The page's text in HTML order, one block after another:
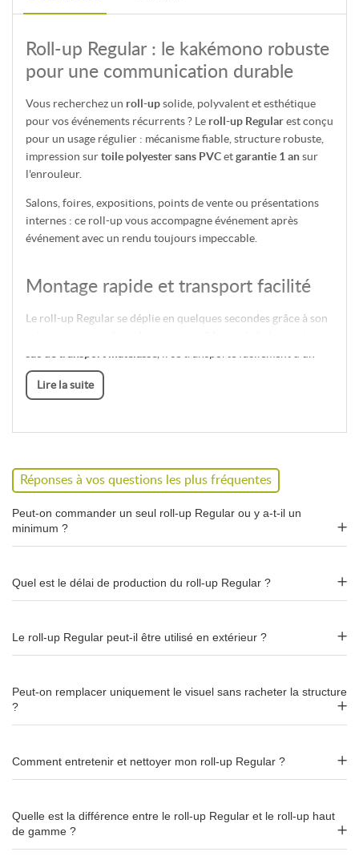
Roll-up Regular : le kakémono robuste
pour une communication durable
Vous recherchez un roll-upsolide, polyvalent et esthétique
pour vos événements récurrents ? Le roll-up Regularest conçu
pour un usage régulier : mécanisme fiable, structure robuste,
impression surtoile polyester sans PVCetgarantie 1 ansur
l'enrouleur.
Salons, foires, expositions, points de vente ou présentations
internes : ce roll-up vous accompagne événement après
événement avec un rendu toujours impeccable.
Montage rapide et transport facilité
Le roll-up Regular se déplie en quelques secondes grâce à son
événement à l'autre.
Astuce terrain : le sac matelassé protège efficacement la structure
préserver le mécanisme et la toile.
4 largeurs disponibles : du compact au
très grand format
Le roll-up Regular se décline en 4 largeurs pour s'adapter à
85 cm: format compact, idéal en complément d'un
majorité des usages.
renforcé.
pour les espaces ouverts.
La hauteur de visuel est de200 cmpour tous les formats.
Impression sur toile polyester sans
PVC – anti-feu M1
Lire la suite
Réponses à vos questions les plus fréquentes
Peut-on commander un seul roll-up Regular ou y a-t-il un
minimum ?
Quel est le délai de production du roll-up Regular ?
Le roll-up Regular peut-il être utilisé en extérieur ?
Peut-on remplacer uniquement le visuel sans racheter la structure
?
Comment entretenir et nettoyer mon roll-up Regular ?
Quelle est la différence entre le roll-up Regular et le roll-up haut
de gamme ?